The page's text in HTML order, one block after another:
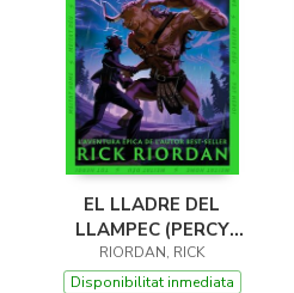
EL LLADRE DEL
LLAMPEC (PERCY
JACKSON I ELS DÉUS
DE L'OLIMP 1)
RIORDAN, RICK
Disponibilitat inmediata